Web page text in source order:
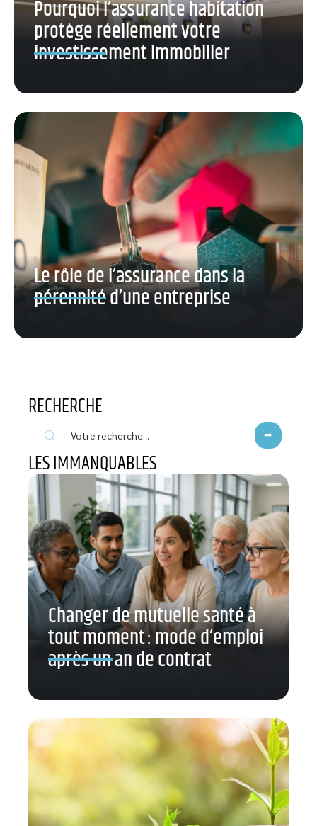
Pourquoi l’assurance habitation
protège réellement votre
investissement immobilier
Le rôle de l’assurance dans la
pérennité d’une entreprise
RECHERCHE
LES IMMANQUABLES
Changer de mutuelle santé à
tout moment : mode d’emploi
après un an de contrat